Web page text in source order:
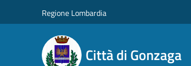
Regione Lombardia
Città di Gonzaga